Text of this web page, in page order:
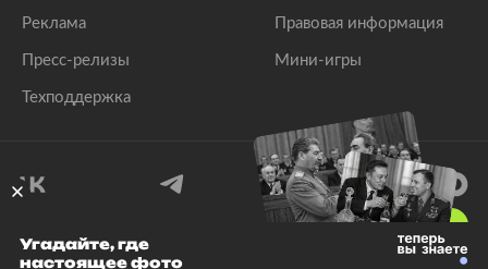
Реклама
Пресс-релизы
Техподдержка
Правовая информация
Мини-игры
© 1999–2026 Все права защищены.
Угадайте, где
настоящее фото